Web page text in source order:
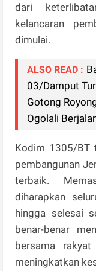
dari
kelancaran
dimulai.
ALSO READ :
03/Damput
Gotong
Ogolali
Kodim 1305/BT
pembangunan
terbaik.
diharapkan
hingga selesai
benar-benar
bersama
meningkatkan